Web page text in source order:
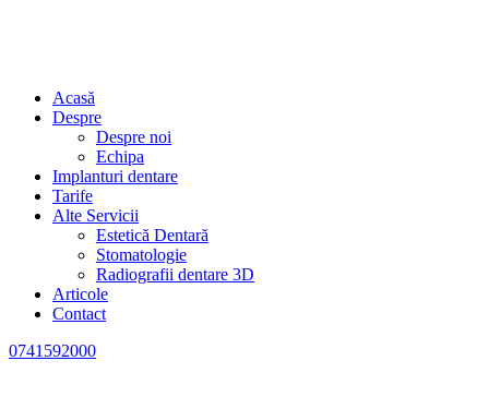
Acasă
Despre
Despre noi
Echipa
Implanturi dentare
Tarife
Alte Servicii
Estetică Dentară
Stomatologie
Radiografii dentare 3D
Articole
Contact
0741592000